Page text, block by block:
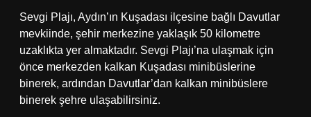
Sevgi Plajı, Aydın’ın Kuşadası ilçesine bağlı Davutlar
mevkiinde, şehir merkezine yaklaşık 50 kilometre
uzaklıkta yer almaktadır. Sevgi Plajı’na ulaşmak için
önce merkezden kalkan Kuşadası minibüslerine
binerek, ardından Davutlar’dan kalkan minibüslere
binerek şehre ulaşabilirsiniz.